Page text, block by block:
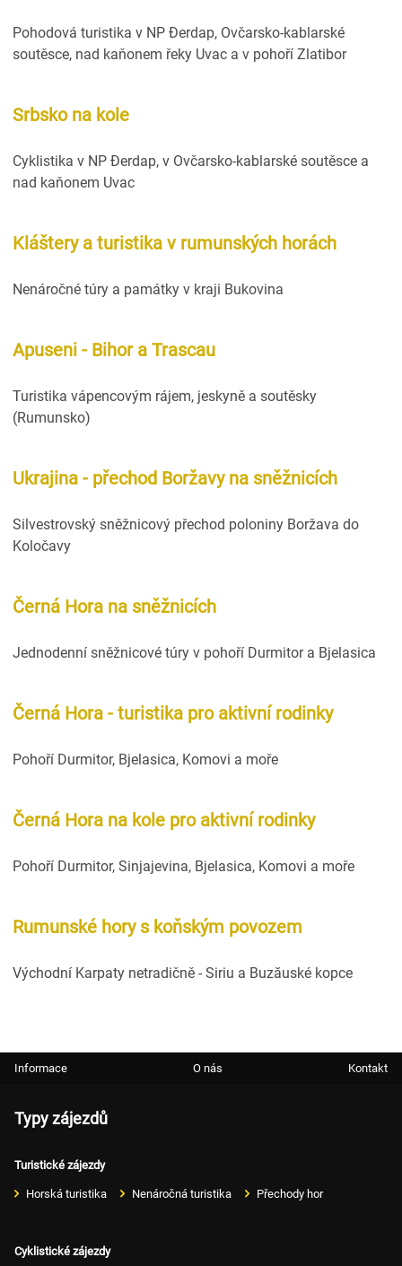
Pohodová turistika v NP Đerdap, Ovčarsko-kablarské
soutěsce, nad kaňonem řeky Uvac a v pohoří Zlatibor
Srbsko na kole
Cyklistika v NP Đerdap, v Ovčarsko-kablarské soutěsce a
nad kaňonem Uvac
Kláštery a turistika v rumunských horách
Nenáročné túry a památky v kraji Bukovina
Apuseni - Bihor a Trascau
Turistika vápencovým rájem, jeskyně a soutěsky
(Rumunsko)
Ukrajina - přechod Boržavy na sněžnicích
Silvestrovský sněžnicový přechod poloniny Boržava do
Koločavy
Černá Hora na sněžnicích
Jednodenní sněžnicové túry v pohoří Durmitor a Bjelasica
Černá Hora - turistika pro aktivní rodinky
Pohoří Durmitor, Bjelasica, Komovi a moře
Černá Hora na kole pro aktivní rodinky
Pohoří Durmitor, Sinjajevina, Bjelasica, Komovi a moře
Rumunské hory s koňským povozem
Východní Karpaty netradičně - Siriu a Buzăuské kopce
Informace O nás Kontakt
Typy zájezdů
Turistické zájezdy
Horská turistika Nenáročná turistika Přechody hor
Cyklistické zájezdy